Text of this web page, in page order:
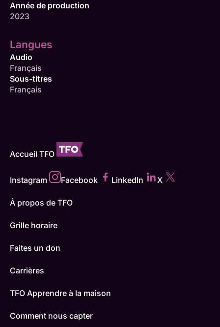
Année de production
2023
Langues
Audio
Français
Sous-titres
Français
Accueil TFO
Instagram Facebook LinkedIn X
À propos de TFO
Grille horaire
Faites un don
Carrières
TFO Apprendre à la maison
Comment nous capter